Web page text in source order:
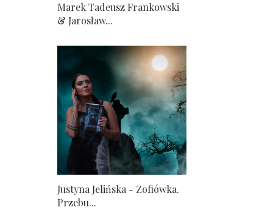
Marek Tadeusz Frankowski
& Jarosław...
Justyna Jelińska - Zofiówka.
Przebu...